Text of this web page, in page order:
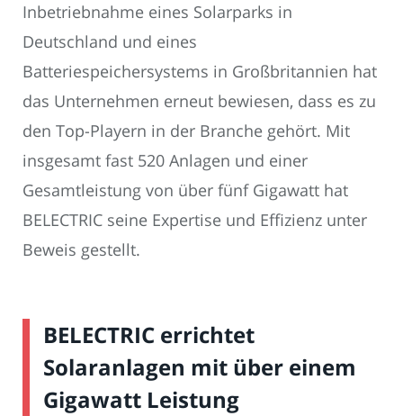
Inbetriebnahme eines Solarparks in
Deutschland und eines
Batteriespeichersystems in Großbritannien hat
das Unternehmen erneut bewiesen, dass es zu
den Top-Playern in der Branche gehört. Mit
insgesamt fast 520 Anlagen und einer
Gesamtleistung von über fünf Gigawatt hat
BELECTRIC seine Expertise und Effizienz unter
Beweis gestellt.
BELECTRIC errichtet
Solaranlagen mit über einem
Gigawatt Leistung